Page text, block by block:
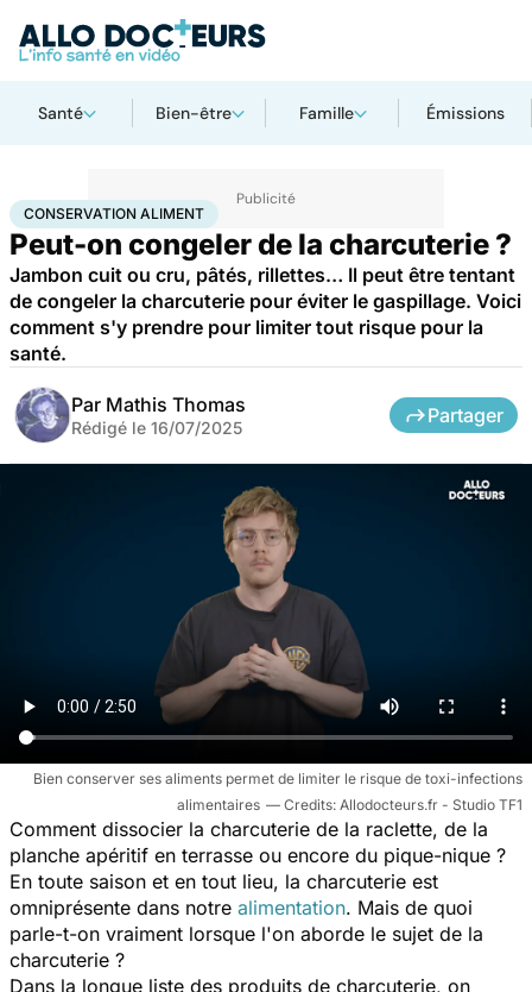
Santé Bien-être Famille Émissions
AccueilBien-êtreNutritionConservation aliment
CONSERVATION ALIMENT
Peut-on congeler de la charcuterie ?
Jambon cuit ou cru, pâtés, rillettes… Il peut être tentant
de congeler la charcuterie pour éviter le gaspillage. Voici
comment s'y prendre pour limiter tout risque pour la
santé.
Par Mathis Thomas
Rédigé le 16/07/2025
Partager
Bien conserver ses aliments permet de limiter le risque de toxi-infections
alimentaires
Allodocteurs.fr - Studio TF1
Comment dissocier la charcuterie de la raclette, de la
planche apéritif en terrasse ou encore du pique-nique ?
En toute saison et en tout lieu, la charcuterie est
omniprésente dans notre alimentation. Mais de quoi
parle-t-on vraiment lorsque l'on aborde le sujet de la
charcuterie ?
Dans la longue liste des produits de charcuterie, on